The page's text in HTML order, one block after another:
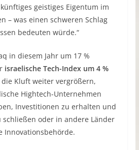
geistiges Eigentum im
– was einen schweren Schlag
bedeuten würde.“
in diesem Jahr um 17 %
israelische Tech-Index um 4 %
die Kluft weiter vergrößern,
Hightech-Unternehmen
Investitionen zu erhalten und
schließen oder in andere Länder
Innovationsbehörde.